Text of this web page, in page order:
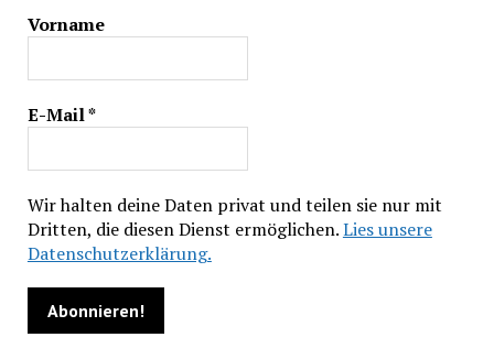
Vorname
E-Mail*
Wir halten deine Daten privat und teilen sie nur mit
Dritten, die diesen Dienst ermöglichen.Lies unsere
Datenschutzerklärung.